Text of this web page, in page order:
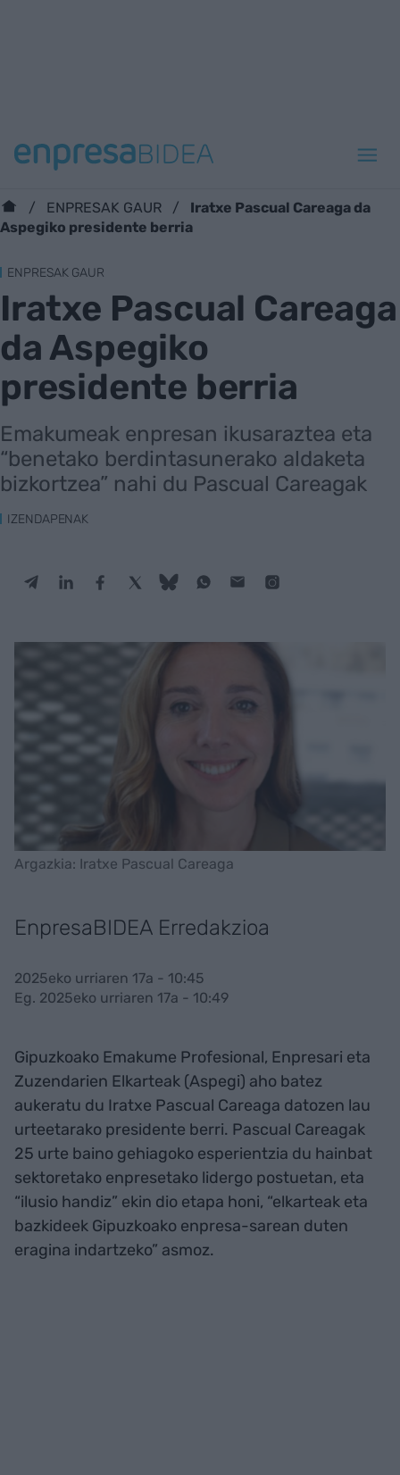
ENPRESAK GAUR
Iratxe Pascual Careaga da
Aspegiko presidente berria
ENPRESAK GAUR
Iratxe Pascual Careaga
da Aspegiko
presidente berria
Emakumeak enpresan ikusaraztea eta
“benetako berdintasunerako aldaketa
bizkortzea” nahi du Pascual Careagak
IZENDAPENAK
Argazkia: Iratxe Pascual Careaga
EnpresaBIDEA Erredakzioa
2025eko urriaren 17a - 10:45
Eg. 2025eko urriaren 17a - 10:49
Gipuzkoako Emakume Profesional, Enpresari eta
Zuzendarien Elkarteak (Aspegi) aho batez
aukeratu du Iratxe Pascual Careaga datozen lau
urteetarako presidente berri. Pascual Careagak
25 urte baino gehiagoko esperientzia du hainbat
sektoretako enpresetako lidergo postuetan, eta
“ilusio handiz” ekin dio etapa honi, “elkarteak eta
bazkideek Gipuzkoako enpresa-sarean duten
eragina indartzeko” asmoz.